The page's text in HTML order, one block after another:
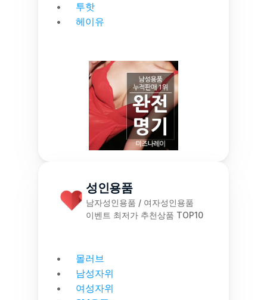
투핫
헤이유
성인용품
남자성인용품 / 여자성인용품
이벤트 최저가 추천상품 TOP10
몰러브
남성자위
여성자위